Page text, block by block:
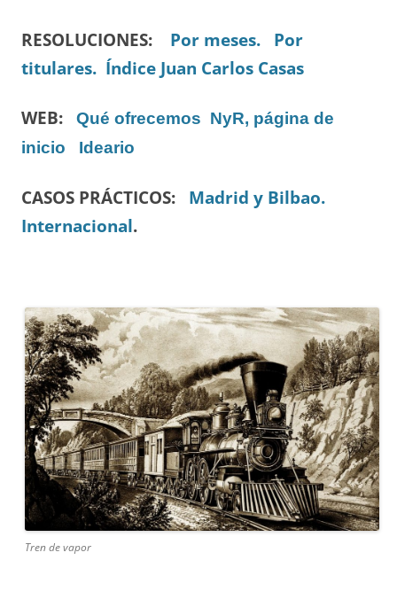
RESOLUCIONES: Por meses.
Por
titulares. Índice Juan Carlos Casas
WEB: Qué ofrecemos NyR, página de
inicio
Ideario
CASOS PRÁCTICOS: Madrid y Bilbao.
Internacional.
Tren de vapor